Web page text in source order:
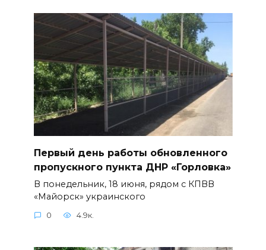
Первый день работы обновленного
пропускного пункта ДНР «Горловка»
В понедельник, 18 июня, рядом с КПВВ
«Майорск» украинского
0 4.9к.